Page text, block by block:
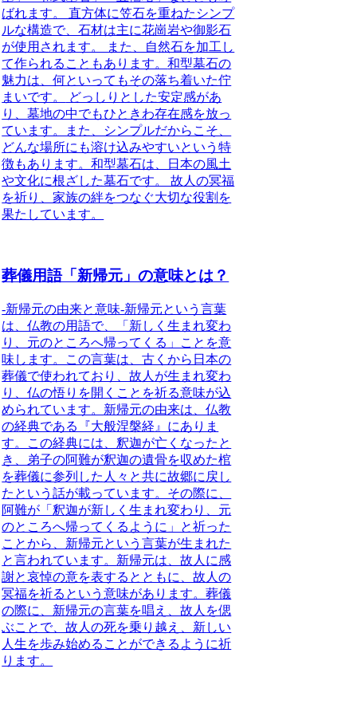
ばれます。 直方体に笠石を重ねたシンプ
ルな構造で、石材は主に花崗岩や御影石
が使用されます。 また、自然石を加工し
て作られることもあります。和型墓石の
魅力は、何といってもその落ち着いた佇
まいです。
どっしりとした安定感があ
り、墓地の中でもひときわ存在感を放っ
ています。また、シンプルだからこそ、
どんな場所にも溶け込みやすいという特
徴もあります。和型墓石は、日本の風土
や文化に根ざした墓石です。 故人の冥福
を祈り、家族の絆をつなぐ大切な役割を
果たしています。
葬儀用語「新帰元」の意味とは？
-新帰元の由来と意味-新帰元という言葉
は、仏教の用語で、「新しく生まれ変わ
り、元のところへ帰ってくる」ことを意
味します。この言葉は、古くから日本の
葬儀で使われており、故人が生まれ変わ
り、仏の悟りを開くことを祈る意味が込
められています。 新帰元の由来は、仏教
の経典である『大般涅槃経』にありま
す。この経典には、釈迦が亡くなったと
き、弟子の阿難が釈迦の遺骨を収めた棺
を葬儀に参列した人々と共に故郷に戻し
たという話が載っています。その際に、
阿難が「釈迦が新しく生まれ変わり、元
のところへ帰ってくるように」と祈った
ことから、新帰元という言葉が生まれた
と言われています。 新帰元は、故人に感
謝と哀悼の意を表するとともに、故人の
冥福を祈るという意味があります。葬儀
の際に、新帰元の言葉を唱え、故人を偲
ぶことで、故人の死を乗り越え、新しい
人生を歩み始めることができるように祈
ります。